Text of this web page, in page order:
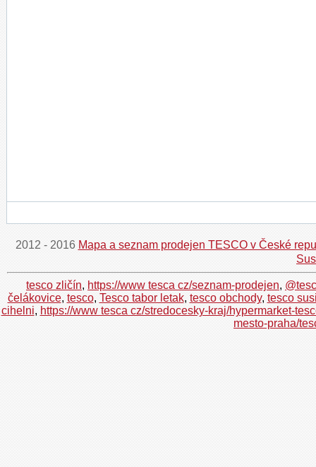
2012 - 2016 Mapa a seznam prodejen TESCO v České
tesco zličín, https://www tesca cz/seznam-prodejen,
čelákovice, tesco, Tesco tabor letak, tesco obchody, tesco
cihelni, https://www tesca cz/stredocesky-kraj/hypermarket-
mesto-praha/